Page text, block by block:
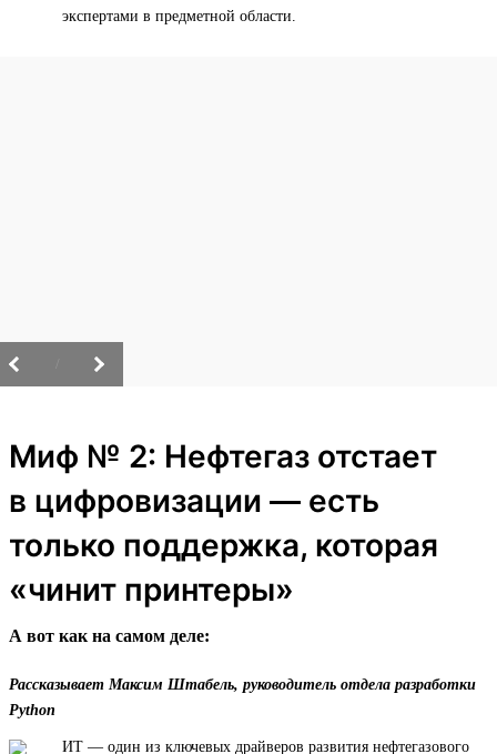
экспертами в предметной области.
Миф № 2: Нефтегаз отстает
в цифровизации — есть
только поддержка, которая
«чинит принтеры»
А вот как на самом деле:
Рассказывает Максим Штабель, руководитель отдела разработки
Python
ИТ — один из ключевых драйверов развития нефтегазового